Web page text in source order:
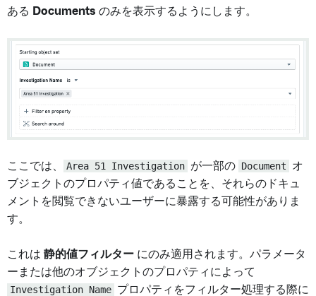
ある Documents のみを表示するようにします。
ここでは、 Area 51 Investigation が一部の Document
オ
ブジェクトのプロパティ値であることを、それらのドキュ
メントを閲覧できないユーザーに暴露する可能性がありま
す。
これは 静的値フィルター にのみ適用されます。パラメータ
ーまたは他のオブジェクトのプロパティによって
Investigation Name プロパティをフィルター処理する際に